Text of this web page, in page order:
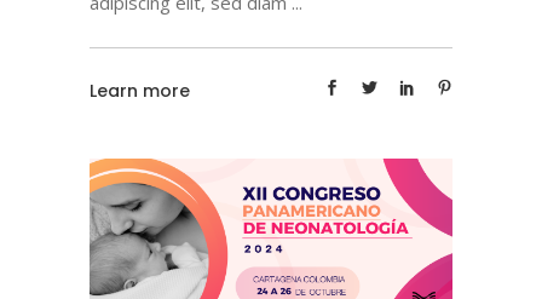
Learn more